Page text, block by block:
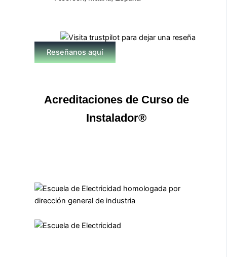
Reseñanos aquí
Acreditaciones de Curso de
Instalador®